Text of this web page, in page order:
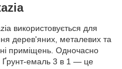
використовується для
дерев'яних, металевих та
приміщень. Одночасно
Ґрунт-емаль 3 в 1 — це